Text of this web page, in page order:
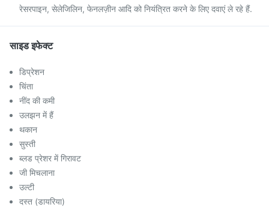
रेसरपाइन, सेलेजिलिन, फेनलज़ीन आदि को नियंत्रित करने के लिए दवाएं ले रहे हैं.
साइड इफेक्ट
डिप्रेशन
चिंता
नींद की कमी
उलझन में हैं
थकान
सुस्ती
ब्लड प्रेशर में गिरावट
जी मिचलाना
उल्टी
दस्त (डायरिया)